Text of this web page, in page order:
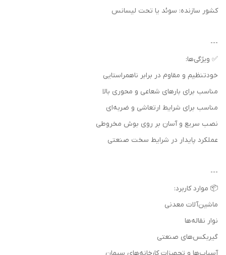
کشور سازنده: سوئد یا تحت لیسانس
---
✅ ویژگی‌ها:
خودتنظیم و مقاوم در برابر ناهمراستایی
مناسب برای بارهای شعاعی و محوری بالا
مناسب برای شرایط ارتعاشی و ضربه‌ای
نصب سریع و آسان بر روی بوش مخروطی
عملکرد پایدار در شرایط سخت صنعتی
---
📦 موارد کاربرد:
ماشین‌آلات معدنی
نوار نقاله‌ها
گیربکس‌های صنعتی